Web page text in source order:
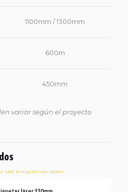
1100mm / 1300mm
600m
450mm
variar según el proyecto